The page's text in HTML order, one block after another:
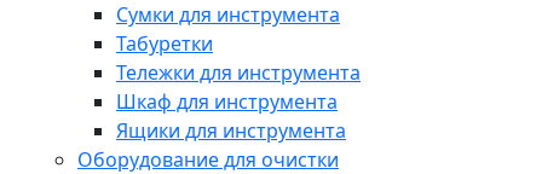
Сумки для инструмента
Табуретки
Тележки для инструмента
Шкаф для инструмента
Ящики для инструмента
Оборудование для очистки